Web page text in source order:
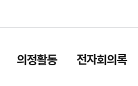
의정활동 전자회의록